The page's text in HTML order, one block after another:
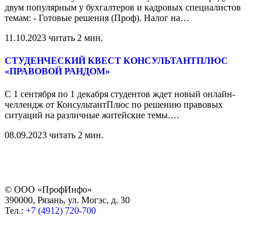
двум популярным у бухгалтеров и кадровых специалистов
темам: - Готовые решения (Проф). Налог на…
11.10.2023 читать 2 мин.
СТУДЕНЧЕСКИЙ КВЕСТ КОНСУЛЬТАНТПЛЮС
«ПРАВОВОЙ РАНДОМ»
С 1 сентября по 1 декабря студентов ждет новый онлайн-
челлендж от КонсультантПлюс по решению правовых
ситуаций на различные житейские темы.…
08.09.2023 читать 2 мин.
© ООО «ПрофИнфо»
390000, Рязань, ул. Могэс, д. 30
Тел.: +7 (4912) 720-700